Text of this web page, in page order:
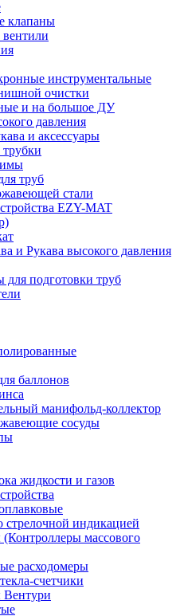
клапаны
инструментальные
очистки
и на большое ДУ
давления
и аксессуары
труб
стали
EZY-MAT
и Рукава высокого давления
для подготовки труб
баллонов
манифольд-коллектор
сосуды
жидкости и газов
стрелочной индикацией
массового
расходомеры
счетчики
Вентури